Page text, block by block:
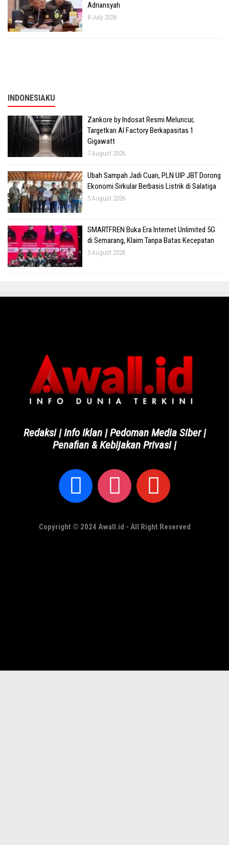
Adriansyah
8 July 2026
INDONESIAKU
Zankore by Indosat Resmi Meluncur,
Targetkan AI Factory Berkapasitas 1
Gigawatt
7 August 2026
Ubah Sampah Jadi Cuan, PLN UIP JBT Dorong
Ekonomi Sirkular Berbasis Listrik di Salatiga
5 August 2026
SMARTFREN Buka Era Internet Unlimited 5G
di Semarang, Klaim Tanpa Batas Kecepatan
5 August 2026
Redaksi|Info Iklan|Pedoman Media Siber|
Penafian & Kebijakan Privasi|
Copyright © 2024 Awall.id - All Right Reserved